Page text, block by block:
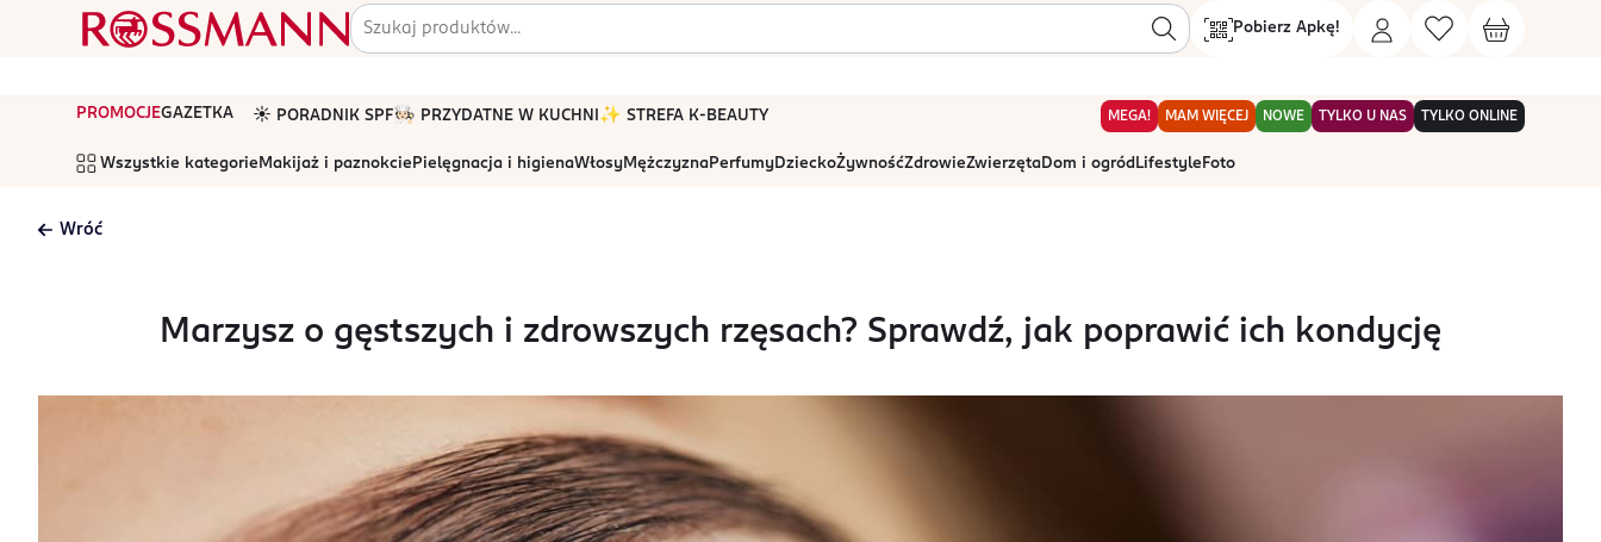
Pobierz Apkę!
PROMOCJEGAZETKA ☀️ PORADNIK SPF🧑🏻‍🍳 PRZYDATNE W KUCHNI ✨ STREFA K-BEAUTY MEGA! MAM WIĘCEJ NOWE TYLKO U NAS TYLKO ONLINE
Wszystkie kategorie Makijaż i paznokcie Pielęgnacja i higienaWłosyMężczyznaPerfumyDzieckoŻywnośćZdrowieZwierzętaDom i ogród Lifestyle Foto
Wróć
Marzysz o gęstszych i zdrowszych rzęsach? Sprawdź, jak poprawić ich kondycję